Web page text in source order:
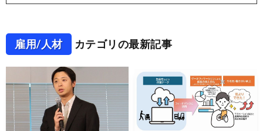
雇用/人材 カテゴリの最新記事